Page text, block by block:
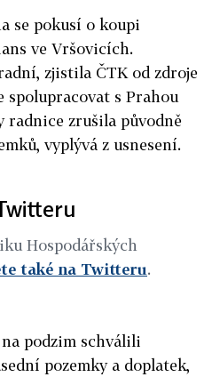
se pokusí o koupi
ve Vršovicích.
zjistila ČTK od zdroje
spolupracovat s Prahou
radnice zrušila původně
vyplývá z usnesení.
Hospodářských
také na Twitteru.
podzim schválili
pozemky a doplatek,